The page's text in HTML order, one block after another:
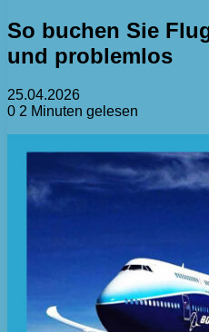
So buchen Sie
und problemlos
25.04.2026
0 2 Minuten gelesen